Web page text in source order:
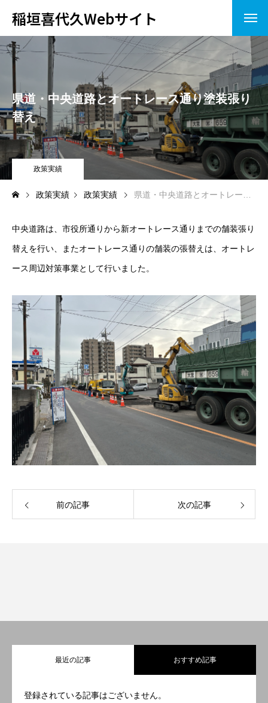
稲垣喜代久Webサイト
ホーム
政策目標
政策実績
ホーム プロフィール 政策目標 政策実績
県道・中央道路とオートレース通り塗装張り
替え
政策実績
政策実績 政策実績 県道・中央道路とオートレース通り塗装張り替え
中央道路は、市役所通りから新オートレース通りまでの舗装張り
替えを行い、またオートレース通りの舗装の張替えは、オートレ
ース周辺対策事業として行いました。
前の記事 次の記事
最近の記事 おすすめ記事
登録されている記事はございません。